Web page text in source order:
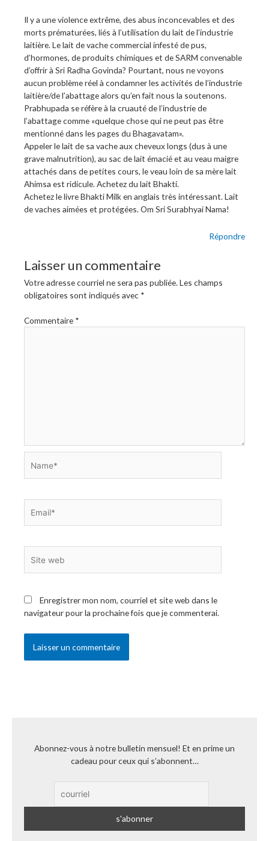
Il y a une violence extrême, des abus inconcevables et des
morts prématurées, liés à l’utilisation du lait de l’industrie
laitière. Le lait de vache commercial infesté de pus,
d’hormones, de produits chimiques et de SARM convenable
d’offrir à Sri Radha Govinda? Pourtant, nous ne voyons
aucun problème réel à condamner les activités de l’industrie
laitière/de l’abattage alors qu’en fait nous la soutenons.
Prabhupada se réfère à la cruauté de l’industrie de
l’abattage comme «quelque chose qui ne peut pas être
mentionné dans les pages du Bhagavatam».
Appeler le lait de sa vache aux cheveux longs (dus à une
grave malnutrition), au sac de lait émacié et au veau maigre
attachés dans de petites cours, le veau loin de sa mère lait
Ahimsa est ridicule. Achetez du lait Bhakti.
Achetez le livre Bhakti Milk en anglais très intéressant. Lait
de vaches aimées et protégées. Om Sri Surabhyai Nama!
Répondre
Laisser un commentaire
Votre adresse courriel ne sera pas publiée.Les champs
obligatoires sont indiqués avec *
Commentaire *
web
Enregistrer mon nom, courriel et site web dans le
navigateur pour la prochaine fois que je commenterai.
Abonnez-vous à notre bulletin mensuel! Et en prime un
cadeau pour ceux qui s’abonnent…